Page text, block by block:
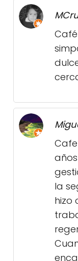
la
hizo